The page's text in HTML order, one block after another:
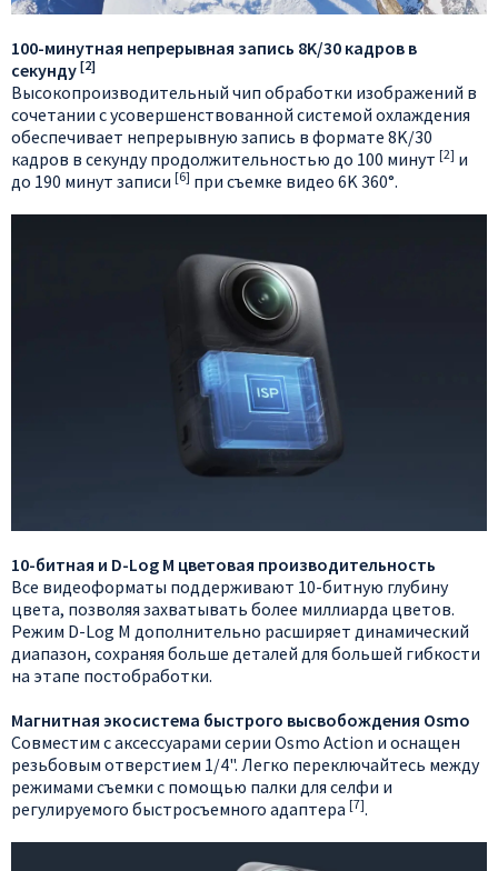
100-минутная непрерывная запись 8K/30 кадров в
секунду [2]
Высокопроизводительный чип обработки изображений в
сочетании с усовершенствованной системой охлаждения
обеспечивает непрерывную запись в формате 8K/30
кадров в секунду продолжительностью до 100 минут [2] и
до 190 минут записи [6] при съемке видео 6K 360°.
10-битная и D-Log M цветовая производительность
Все видеоформаты поддерживают 10-битную глубину
цвета, позволяя захватывать более миллиарда цветов.
Режим D-Log M дополнительно расширяет динамический
диапазон, сохраняя больше деталей для большей гибкости
на этапе постобработки.
Магнитная экосистема быстрого высвобождения Osmo
Совместим с аксессуарами серии Osmo Action и оснащен
резьбовым отверстием 1/4". Легко переключайтесь между
режимами съемки с помощью палки для селфи и
регулируемого быстросъемного адаптера [7].